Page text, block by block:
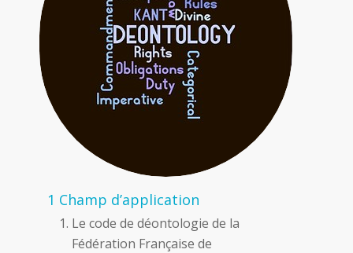
1 Champ d’application
Le code de déontologie de la
Fédération Française de